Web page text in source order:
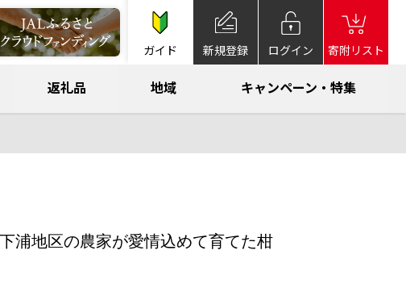
ガイド 新規登録 ログイン 寄附リスト
返礼品 地域 キャンペーン・特集
浦地区の農家が愛情込めて育てた柑